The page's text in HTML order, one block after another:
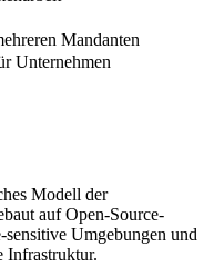
Mandanten
Unternehmen
Modell der
auf Open-Source-
Umgebungen und
Infrastruktur.